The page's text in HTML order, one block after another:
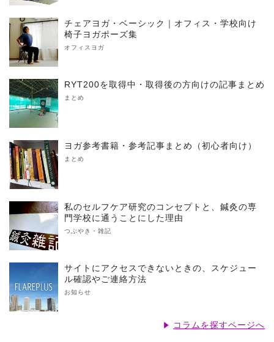
チェアヨガ・ベーシック｜オフィス・学校向け
椅子ヨガポーズ集
オフィスヨガ
RYT200を取得中・取得後の方向けの記事まとめ
まとめ
ヨガ参考書籍・参考記事まとめ（初心者向け）
まとめ
私のセルフケア研究のコンセプトと、鍼灸の専
門学校に通うことにした理由
つぶやき・雑記
サイトにアクセスできないときの、スケジュー
ル確認やご連絡方法
お知らせ
コラムを探すページへ